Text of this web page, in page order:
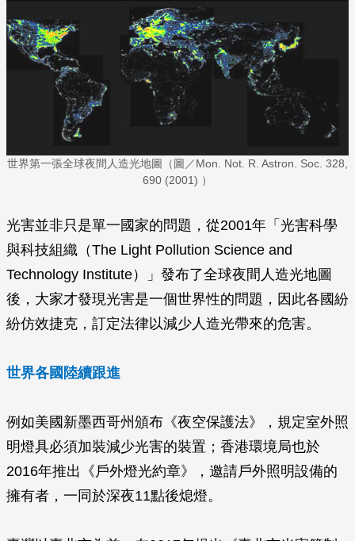
世界第一張全球夜間人造光地圖（圖／Mon. Not. R. Astron. Soc. 328,
690 (2001) ）
光害並非只是單一國家的問題，從2001年「光害科學
與科技組織（The Light Pollution Science and
Technology Institute）」發布了全球夜間人造光地圖
後，大家才發現光害是一個世界性的問題，因此各國紛
紛仿效捷克，訂定法律以減少人造光帶來的危害。
世界各國陸續跟進
例如美國新墨西哥州頒布《夜空保護法》，規定室外照
明燈具必須加裝減少光害的裝置；香港環境局也於
2016年推出《戶外燈光約章》，邀請戶外照明設備的
擁有者，一同於深夜11點後熄燈。